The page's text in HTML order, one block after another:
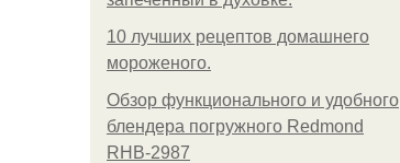
10 лучших рецептов домашнего
мороженого.
Обзор функционального и удобного
блендера погружного Redmond
RHB-2987